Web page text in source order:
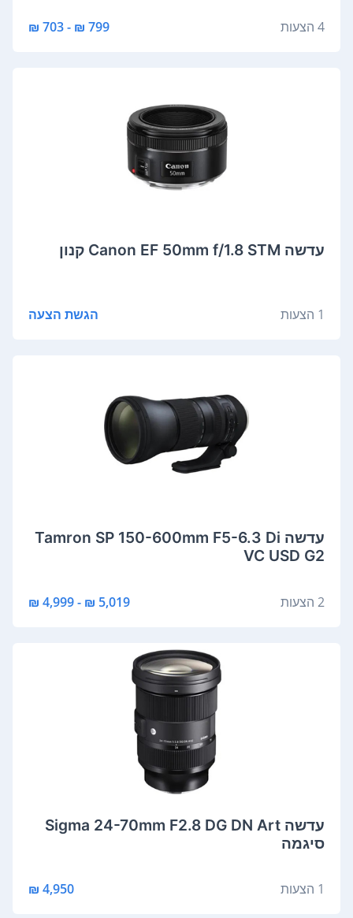
4 הצעות 799 ₪ - 703 ₪
‏עדשה Canon EF 50mm f/1.8 STM קנון
1 הצעות הגשת הצעה
‏עדשה Tamron SP 150-600mm F5-6.3 Di
VC USD G2
2 הצעות 5,019 ₪ - 4,999 ₪
‏עדשה Sigma 24-70mm F2.8 DG DN Art
סיגמה
1 הצעות 4,950 ₪